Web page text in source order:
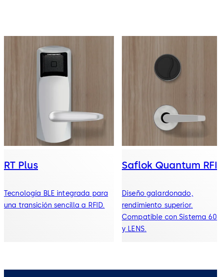
RT Plus
Tecnología BLE integrada para
una transición sencilla a RFID.
Saflok Quantum
Diseño galardonado,
rendimiento superior.
Compatible con Sistema
y LENS.